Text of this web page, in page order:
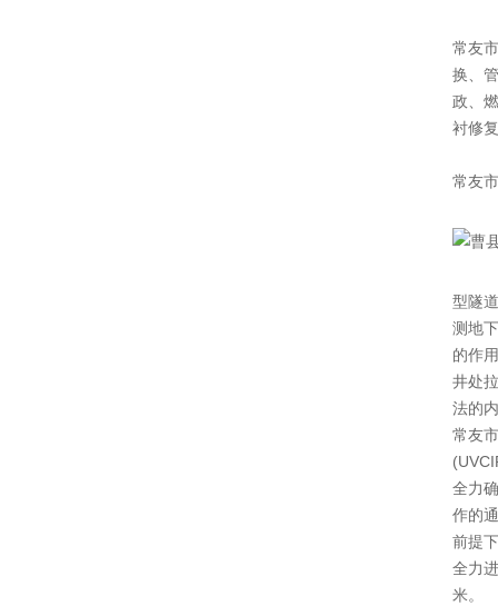
常友
换、
政、
衬修
常友
型隧
测地
的作
井处
法的
常友
全力
作的
前提
全力
米。